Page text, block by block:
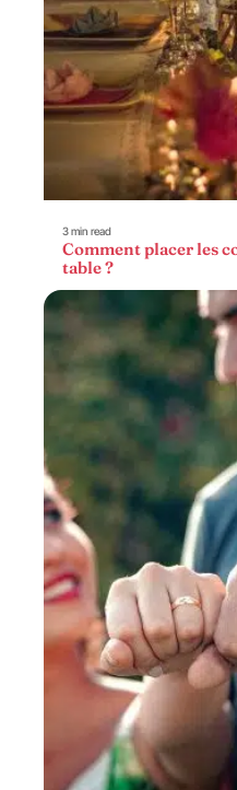
3 min read
Comment placer les
table ?